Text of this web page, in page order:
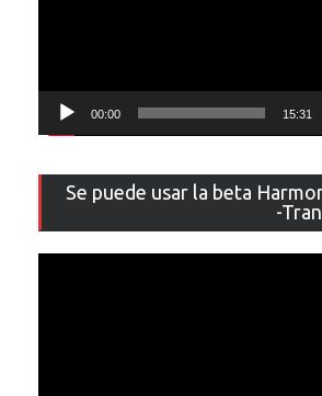
00:00 15:31
Se puede usar la beta
-